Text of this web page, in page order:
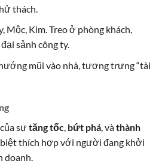
thách.
Mộc, Kim. Treo ở phòng khách,
sảnh công ty.
mũi vào nhà, tượng trưng “tài
sựtăng tốc, bứt phá, vàthành
thích hợp với người đang khởi
doanh.